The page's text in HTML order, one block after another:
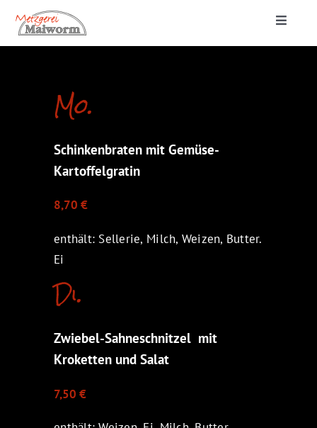
Inhalt
springen
Toggle
Lieferung & Catering
Metzgerei
Mo.
Schinkenbraten mit Gemüse-
Kartoffelgratin
8,70 €
enthält: Sellerie, Milch, Weizen, Butter.
Ei
Di.
Zwiebel-Sahneschnitzel mit
Kroketten und Salat
7,50 €